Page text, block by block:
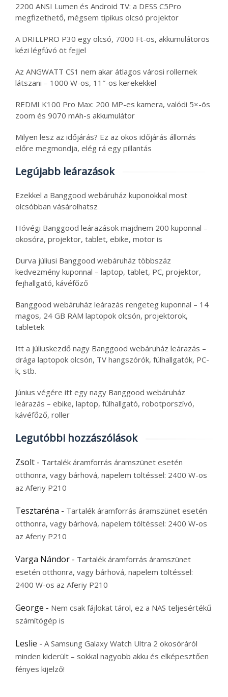
2200 ANSI Lumen és Android TV: a DESS C5Pro
megfizethető, mégsem tipikus olcsó projektor
A DRILLPRO P30 egy olcsó, 7000 Ft-os, akkumulátoros
kézi légfúvó öt fejjel
Az ANGWATT CS1 nem akar átlagos városi rollernek
látszani – 1000 W-os, 11″-os kerekekkel
REDMI K100 Pro Max: 200 MP-es kamera, valódi 5×-ös
zoom és 9070 mAh-s akkumulátor
Milyen lesz az időjárás? Ez az okos időjárás állomás
előre megmondja, elég rá egy pillantás
Legújabb leárazások
Ezekkel a Banggood webáruház kuponokkal most
olcsóbban vásárolhatsz
Hóvégi Banggood leárazások majdnem 200 kuponnal –
okosóra, projektor, tablet, ebike, motor is
Durva júliusi Banggood webáruház többszáz
kedvezmény kuponnal – laptop, tablet, PC, projektor,
fejhallgató, kávéfőző
Banggood webáruház leárazás rengeteg kuponnal – 14
magos, 24 GB RAM laptopok olcsón, projektorok,
tabletek
Itt a júliuskezdő nagy Banggood webáruház leárazás –
drága laptopok olcsón, TV hangszórók, fülhallgatók, PC-
k, stb.
Június végére itt egy nagy Banggood webáruház
leárazás – ebike, laptop, fülhallgató, robotporszívó,
kávéfőző, roller
Legutóbbi hozzászólások
Zsolt - Tartalék áramforrás áramszünet esetén
otthonra, vagy bárhová, napelem töltéssel: 2400 W-os
az Aferiy P210
Tesztaréna - Tartalék áramforrás áramszünet esetén
otthonra, vagy bárhová, napelem töltéssel: 2400 W-os
az Aferiy P210
Varga Nándor - Tartalék áramforrás áramszünet
esetén otthonra, vagy bárhová, napelem töltéssel:
2400 W-os az Aferiy P210
George - Nem csak fájlokat tárol, ez a NAS teljesértékű
számítógép is
Leslie - A Samsung Galaxy Watch Ultra 2 okosóráról
minden kiderült – sokkal nagyobb akku és elképesztően
fényes kijelző!